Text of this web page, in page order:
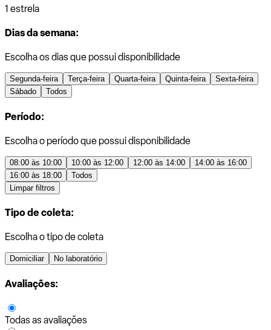
1 estrela
Dias da semana:
Escolha os dias que possui disponibilidade
Segunda-feira Terça-feira Quarta-feira Quinta-feira
Sexta-feira
Sábado
Todos
Período:
Escolha o período que possui disponibilidade
08:00 às 10:00 10:00 às 12:00 12:00 às 14:00
14:00 às 16:00
16:00 às 18:00
Todos
Limpar filtros
Tipo de coleta:
Escolha o tipo de coleta
Domiciliar No laboratório
Avaliações:
Todas as avaliações